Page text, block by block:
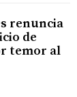
renuncia
de
temor al